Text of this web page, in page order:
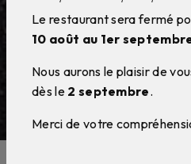
Le restaurant sera fermé
10 août au 1er
Nous aurons le plaisir de
dès le 2 septembre.
Merci de votre